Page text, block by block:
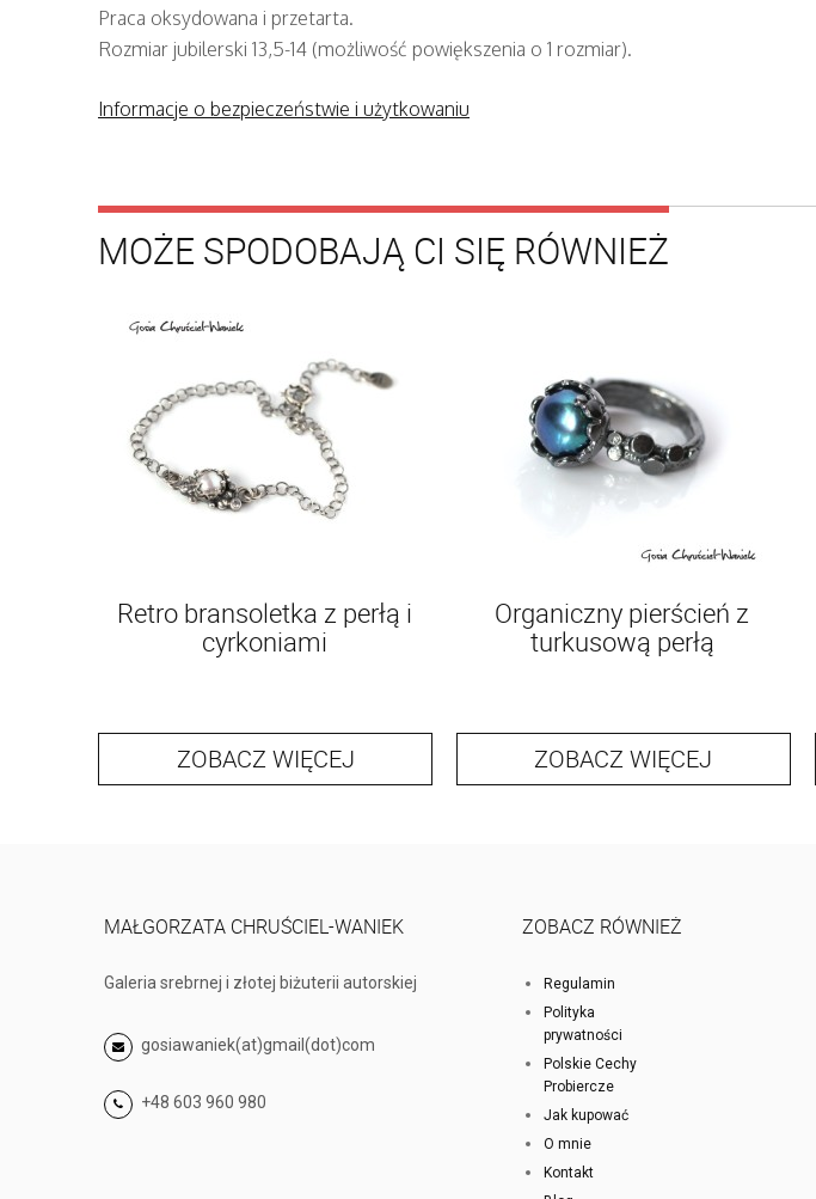
Praca oksydowana i przetarta.
Rozmiar jubilerski 13,5-14 (możliwość powiększenia o 1 rozmiar).
Informacje o bezpieczeństwie i użytkowaniu
MOŻE SPODOBAJĄ CI SIĘ RÓWNIEŻ
Retro bransoletka z perłą i
cyrkoniami
ZOBACZ WIĘCEJ
Organiczny pierścień z
turkusową perłą
ZOBACZ WIĘCEJ
MAŁGORZATA CHRUŚCIEL-WANIEK
Galeria srebrnej i złotej biżuterii autorskiej
gosiawaniek(at)gmail(dot)com
+48 603 960 980
ZOBACZ RÓWNIEŻ
Regulamin
Polityka
prywatności
Polskie Cechy
Probiercze
Jak kupować
O mnie
Kontakt